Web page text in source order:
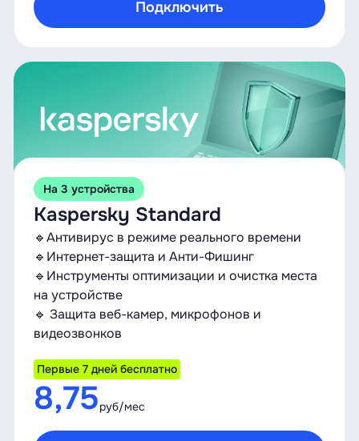
Подключить
На 3 устройства
Kaspersky Standard
🔹Антивирус в режиме реального времени
🔹Интернет-защита и Анти-Фишинг
🔹Инструменты оптимизации и очистка места
на устройстве
🔹 Защита веб-камер, микрофонов и
видеозвонков
Первые 7 дней бесплатно
8,75руб/мес